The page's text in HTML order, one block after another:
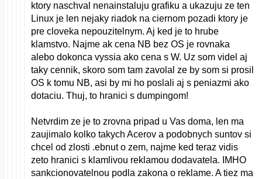
ktory naschval nenainstaluju grafiku a ukazuju ze ten
Linux je len nejaky riadok na ciernom pozadi ktory je
pre cloveka nepouzitelnym. Aj ked je to hrube
klamstvo. Najme ak cena NB bez OS je rovnaka
alebo dokonca vyssia ako cena s W. Uz som videl aj
taky cennik, skoro som tam zavolal ze by som si prosil
OS k tomu NB, asi by mi ho poslali aj s peniazmi ako
dotaciu. Thuj, to hranici s dumpingom!
Netvrdim ze je to zrovna pripad u Vas doma, len ma
zaujimalo kolko takych Acerov a podobnych suntov si
chcel od zlosti .ebnut o zem, najme ked teraz vidis
zeto hranici s klamlivou reklamou dodavatela. IMHO
sankcionovatelnou podla zakona o reklame. A tiez ma